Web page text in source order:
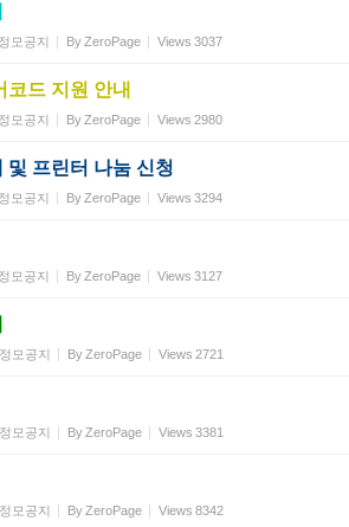
정모공지 By ZeroPage Views 3037
코드 지원 안내
정모공지 By ZeroPage Views 2980
및 프린터 나눔 신청
정모공지 By ZeroPage Views 3294
정모공지 By ZeroPage Views 3127
정모공지 By ZeroPage Views 2721
정모공지 By ZeroPage Views 3381
정모공지 By ZeroPage Views 8342